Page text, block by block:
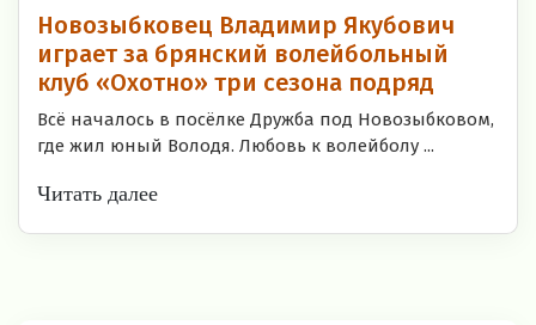
Новозыбковец Владимир Якубович
играет за брянский волейбольный
клуб «Охотно» три сезона подряд
Всё началось в посёлке Дружба под Новозыбковом,
где жил юный Володя. Любовь к волейболу ...
Читать далее